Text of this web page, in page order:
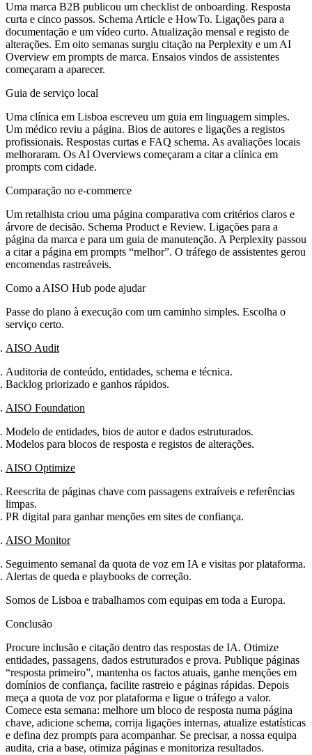
Uma marca B2B publicou um checklist de onboarding. Resposta
curta e cinco passos. Schema Article e HowTo. Ligações para a
documentação e um vídeo curto. Atualização mensal e registo de
alterações. Em oito semanas surgiu citação na Perplexity e um AI
Overview em prompts de marca. Ensaios vindos de assistentes
começaram a aparecer.
Guia de serviço local
Uma clínica em Lisboa escreveu um guia em linguagem simples.
Um médico reviu a página. Bios de autores e ligações a registos
profissionais. Respostas curtas e FAQ schema. As avaliações locais
melhoraram. Os AI Overviews começaram a citar a clínica em
prompts com cidade.
Comparação no e‑commerce
Um retalhista criou uma página comparativa com critérios claros e
árvore de decisão. Schema Product e Review. Ligações para a
página da marca e para um guia de manutenção. A Perplexity passou
a citar a página em prompts “melhor”. O tráfego de assistentes gerou
encomendas rastreáveis.
Como a AISO Hub pode ajudar
Passe do plano à execução com um caminho simples. Escolha o
serviço certo.
AISO Audit
Auditoria de conteúdo, entidades, schema e técnica.
Backlog priorizado e ganhos rápidos.
AISO Foundation
Modelo de entidades, bios de autor e dados estruturados.
Modelos para blocos de resposta e registos de alterações.
AISO Optimize
Reescrita de páginas chave com passagens extraíveis e referências
limpas.
PR digital para ganhar menções em sites de confiança.
AISO Monitor
Seguimento semanal da quota de voz em IA e visitas por plataforma.
Alertas de queda e playbooks de correção.
Somos de Lisboa e trabalhamos com equipas em toda a Europa.
Conclusão
Procure inclusão e citação dentro das respostas de IA. Otimize
entidades, passagens, dados estruturados e prova. Publique páginas
“resposta primeiro”, mantenha os factos atuais, ganhe menções em
domínios de confiança, facilite rastreio e páginas rápidas. Depois
meça a quota de voz por plataforma e ligue o tráfego a valor.
Comece esta semana: melhore um bloco de resposta numa página
chave, adicione schema, corrija ligações internas, atualize estatísticas
e defina dez prompts para acompanhar. Se precisar, a nossa equipa
audita, cria a base, otimiza páginas e monitoriza resultados.